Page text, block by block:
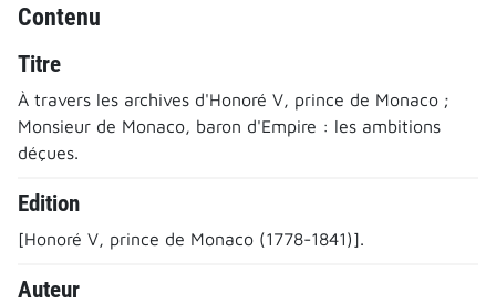
Contenu
Titre
À travers les archives d'Honoré V, prince de Monaco ;
Monsieur de Monaco, baron d'Empire : les ambitions
déçues.
Edition
[Honoré V, prince de Monaco (1778-1841)].
Auteur